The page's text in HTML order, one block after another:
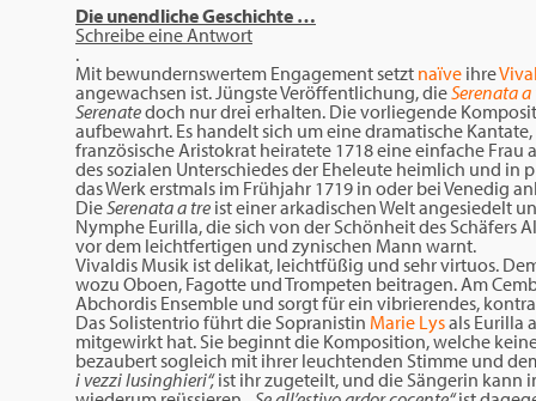
Die unendliche Geschichte …
Schreibe eine Antwort
.
Mit bewundernswertem Engagement setzt naïve ihre
angewachsen ist. Jüngste Veröffentlichung, dieSerenata a
Serenatedoch nur drei erhalten. Die vorliegende
aufbewahrt. Es handelt sich um eine dramatische
französische Aristokrat heiratete 1718 eine einfache Frau
des sozialen Unterschiedes der Eheleute heimlich und in
das Werk erstmals im Frühjahr 1719 in oder bei Venedig
DieSerenataa tre ist einer arkadischen Welt angesiedelt
Nymphe Eurilla, die sich von der Schönheit des Schäfers
vor dem leichtfertigen und zynischen Mann warnt.
Vivaldis Musik ist delikat, leichtfüßig und sehr virtuos.
wozu Oboen, Fagotte und Trompeten beitragen. Am
Abchordis Ensemble und sorgt für ein vibrierendes,
Das Solistentrio führt die Sopranistin Marie Lysals Eurilla
mitgewirkt hat. Sie beginnt die Komposition, welche
bezaubert sogleich mit ihrer leuchtenden Stimme und
i vezzi lusinghieri“,ist ihr zugeteilt, und die Sängerin kann